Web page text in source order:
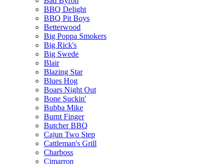
BBQ Delight
BBQ Pit Boys
Betterwood
Big Poppa Smokers
Big Rick's
Big Swede
Blair
Blazing Star
Blues Hog
Boars Night Out
Bone Suckin'
Bubba Mike
Burnt Finger
Butcher BBQ
Cajun Two Step
Cattleman's Grill
Charboss
Cimarron